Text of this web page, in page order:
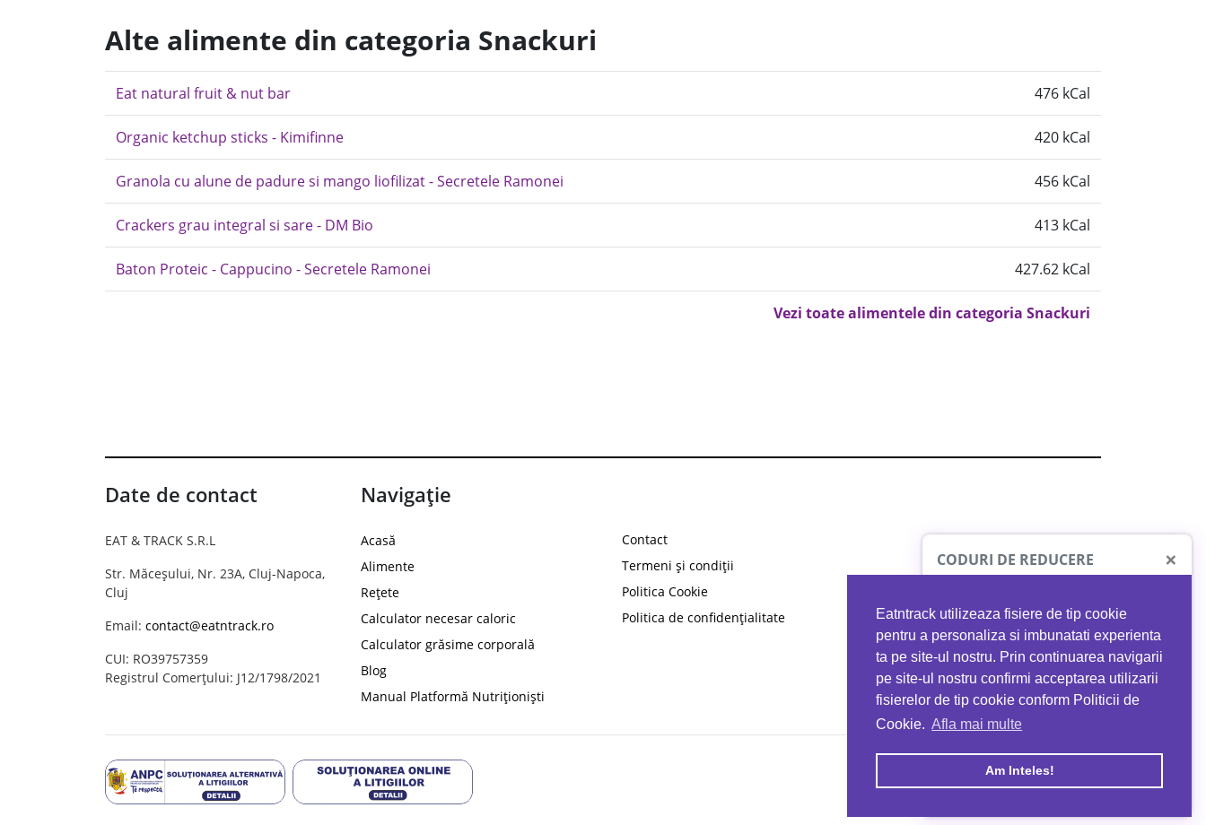
Eatntrack utilizeaza fisiere de tip cookie
pentru a personaliza si imbunatati experienta
ta pe site-ul nostru. Prin continuarea navigarii
pe site-ul nostru confirmi acceptarea utilizarii
fisierelor de tip cookie conform Politicii de
Cookie. Afla mai multe
Am Inteles!
Alte alimente din categoria Snackuri
Eat natural fruit & nut bar 476 kCal
Organic ketchup sticks - Kimifinne 420 kCal
Granola cu alune de padure si mango liofilizat - Secretele Ramonei 456 kCal
Crackers grau integral si sare - DM Bio 413 kCal
Baton Proteic - Cappucino - Secretele Ramonei 427.62 kCal
Vezi toate alimentele din categoria Snackuri
Date de contact
EAT & TRACK S.R.L
Str. Măceșului, Nr. 23A, Cluj-Napoca,
Cluj
Email: contact@eatntrack.ro
CUI: RO39757359
Registrul Comerțului: J12/1798/2021
Navigație
Acasă
Alimente
Rețete
Calculator necesar caloric
Calculator grăsime corporală
Blog
Manual Platformă Nutriționiști
Contact
Termeni și condiții
Politica Cookie
Politica de confidențialitate
CODURI DE REDUCERE ×
PROTO41
reducere la orice comandă
EATNTRACK
MYPROTEIN
Ai40%reducere la orice comandă
folosind codul EATTRACK